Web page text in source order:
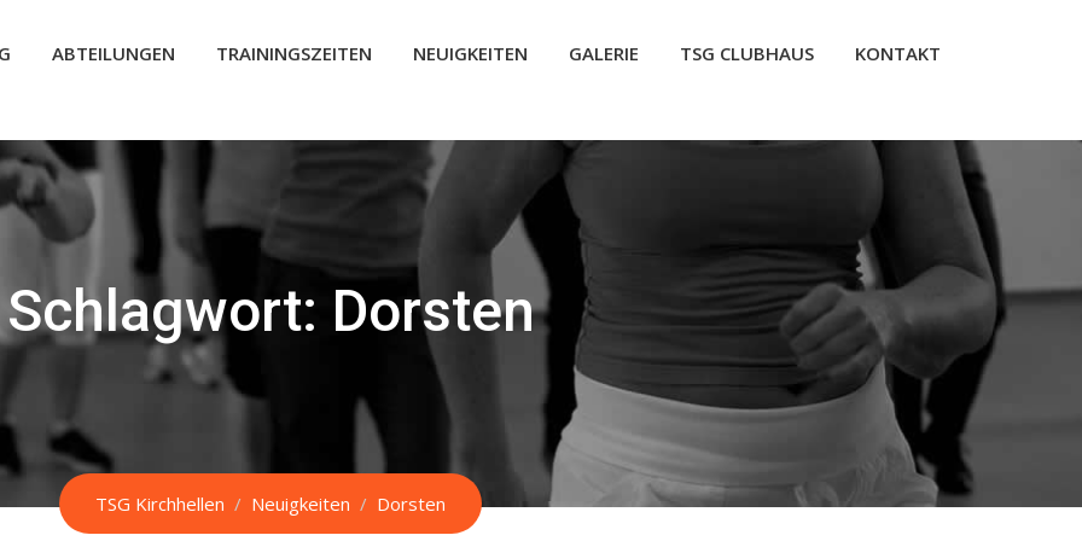
ABTEILUNGEN TRAININGSZEITEN NEUIGKEITEN GALERIE TSG CLUBHAUS KONTAKT
Schlagwort: Dorsten
TSG Kirchhellen / Neuigkeiten / Dorsten